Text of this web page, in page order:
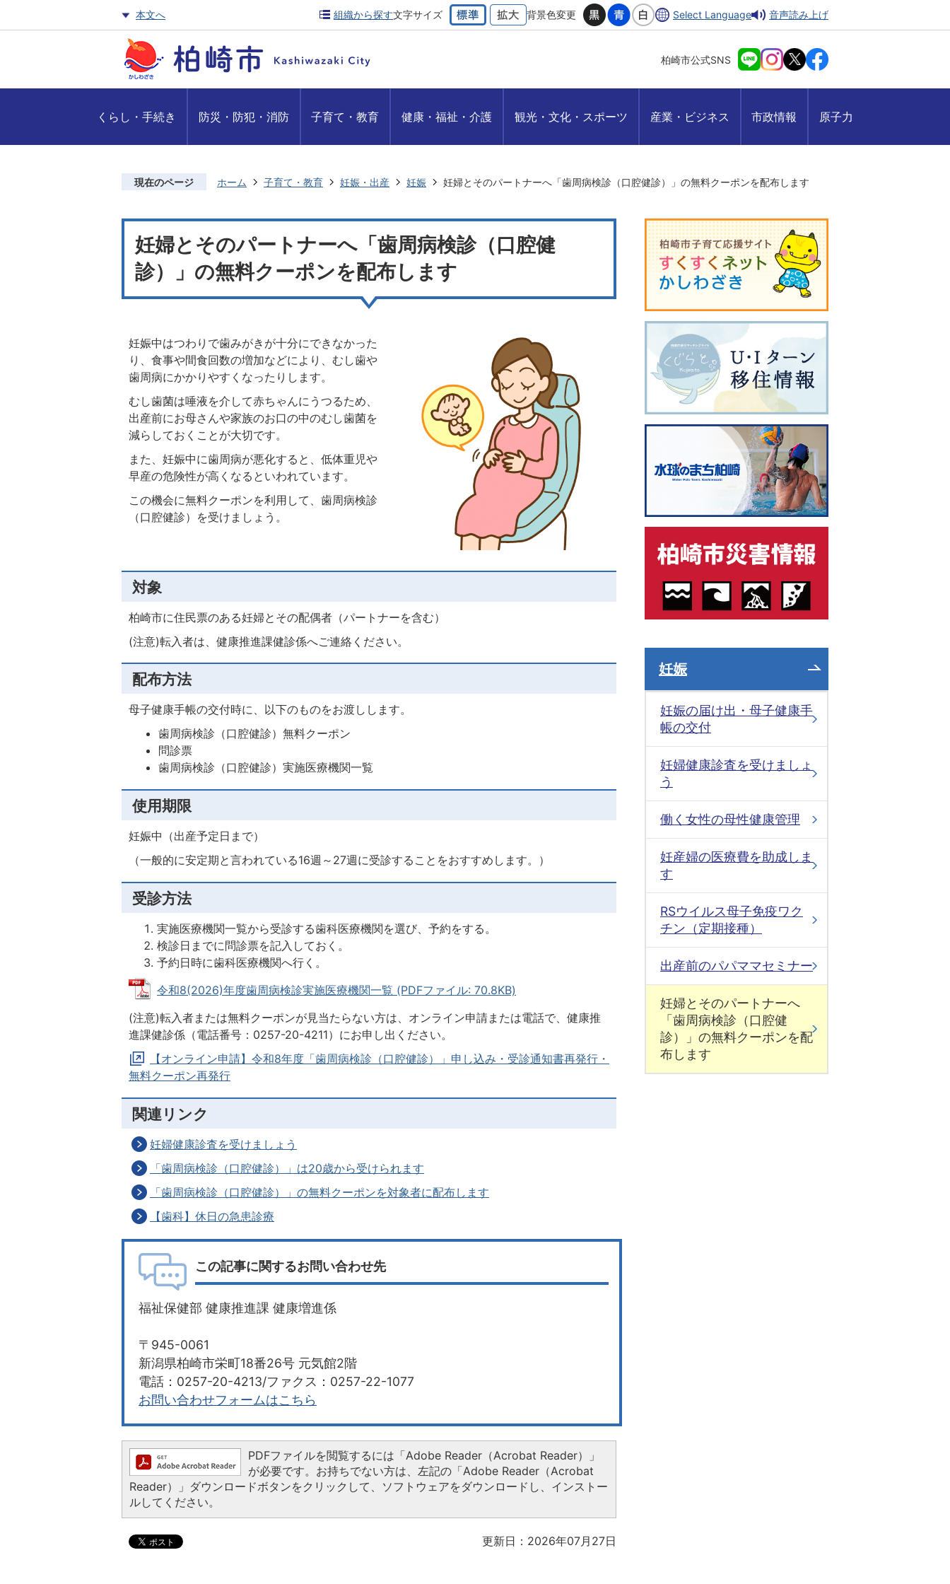
本文へ 組織から探す文字サイズ 背景色変更 Select Language 音声読み上げ
柏崎市公式SNS
くらし・手続き 防災・防犯・消防 子育て・教育 健康・福祉・介護 観光・文化・スポーツ 産業・ビジネス 市政情報 原子力
現在のページ ホーム 子育て・教育 妊娠・出産 妊娠 妊婦とそのパートナーへ「歯周病検診（口腔健診）」の無料クーポンを配布します
妊婦とそのパートナーへ「歯周病検診（口腔健
診）」の無料クーポンを配布します
妊娠中はつわりで歯みがきが十分にできなかった
り、食事や間食回数の増加などにより、むし歯や
歯周病にかかりやすくなったりします。
むし歯菌は唾液を介して赤ちゃんにうつるため、
出産前にお母さんや家族のお口の中のむし歯菌を
減らしておくことが大切です。
また、妊娠中に歯周病が悪化すると、低体重児や
早産の危険性が高くなるといわれています。
この機会に無料クーポンを利用して、歯周病検診
（口腔健診）を受けましょう。
対象
柏崎市に住民票のある妊婦とその配偶者（パートナーを含む）
(注意)転入者は、健康推進課健診係へご連絡ください。
配布方法
母子健康手帳の交付時に、以下のものをお渡しします。
歯周病検診（口腔健診）無料クーポン
問診票
歯周病検診（口腔健診）実施医療機関一覧
使用期限
妊娠中（出産予定日まで）
（一般的に安定期と言われている16週～27週に受診することをおすすめします。）
受診方法
実施医療機関一覧から受診する歯科医療機関を選び、予約をする。
検診日までに問診票を記入しておく。
予約日時に歯科医療機関へ行く。
令和8(2026)年度歯周病検診実施医療機関一覧 (PDFファイル: 70.8KB)
(注意)転入者または無料クーポンが見当たらない方は、オンライン申請または電話で、健康推
進課健診係（電話番号：0257-20-4211）にお申し出ください。
【オンライン申請】令和8年度「歯周病検診（口腔健診）」申し込み・受診通知書再発行・
無料クーポン再発行
関連リンク
妊婦健康診査を受けましょう
「歯周病検診（口腔健診）」は20歳から受けられます
「歯周病検診（口腔健診）」の無料クーポンを対象者に配布します
【歯科】休日の急患診療
この記事に関するお問い合わせ先
福祉保健部 健康推進課 健康増進係
〒945-0061
新潟県柏崎市栄町18番26号 元気館2階
電話：0257-20-4213/ファクス：0257-22-1077
お問い合わせフォームはこちら
PDFファイルを閲覧するには「Adobe Reader（Acrobat Reader）」
が必要です。お持ちでない方は、左記の「Adobe Reader（Acrobat
Reader）」ダウンロードボタンをクリックして、ソフトウェアをダウンロードし、インストー
ルしてください。
更新日：2026年07月27日
妊娠
妊娠の届け出・母子健康手
帳の交付
妊婦健康診査を受けましょ
う
働く女性の母性健康管理
妊産婦の医療費を助成しま
す
RSウイルス母子免疫ワク
チン（定期接種）
出産前のパパママセミナー
妊婦とそのパートナーへ
「歯周病検診（口腔健
診）」の無料クーポンを配
布します